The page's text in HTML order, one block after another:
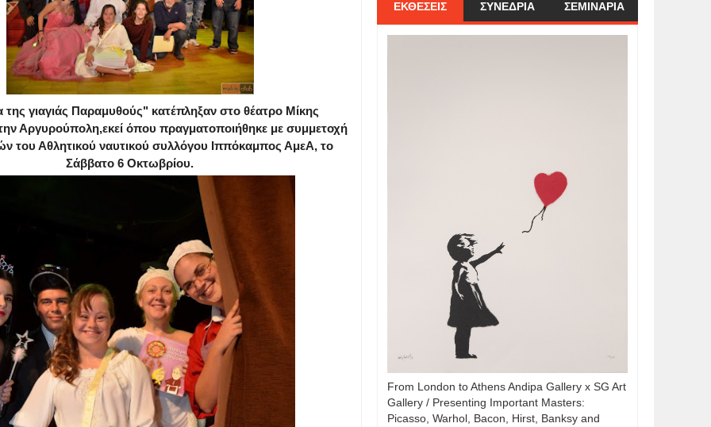
της γιαγιάς Παραμυθούς" κατέπληξαν στο θέατρο Μίκης
Αργυρούπολη,εκεί όπου πραγματοποιήθηκε με συμμετοχή
του Αθλητικού ναυτικού συλλόγου Ιππόκαμπος ΑμεΑ, το
Σάββατο 6 Οκτωβρίου.
ΕΚΘΕΣΕΙΣ ΣΥΝΕΔΡΙΑ ΣΕΜΙΝΑΡΙΑ
From London to Athens Andipa Gallery x SG Art
Gallery / Presenting Important Masters:
Picasso, Warhol, Bacon, Hirst, Banksy and